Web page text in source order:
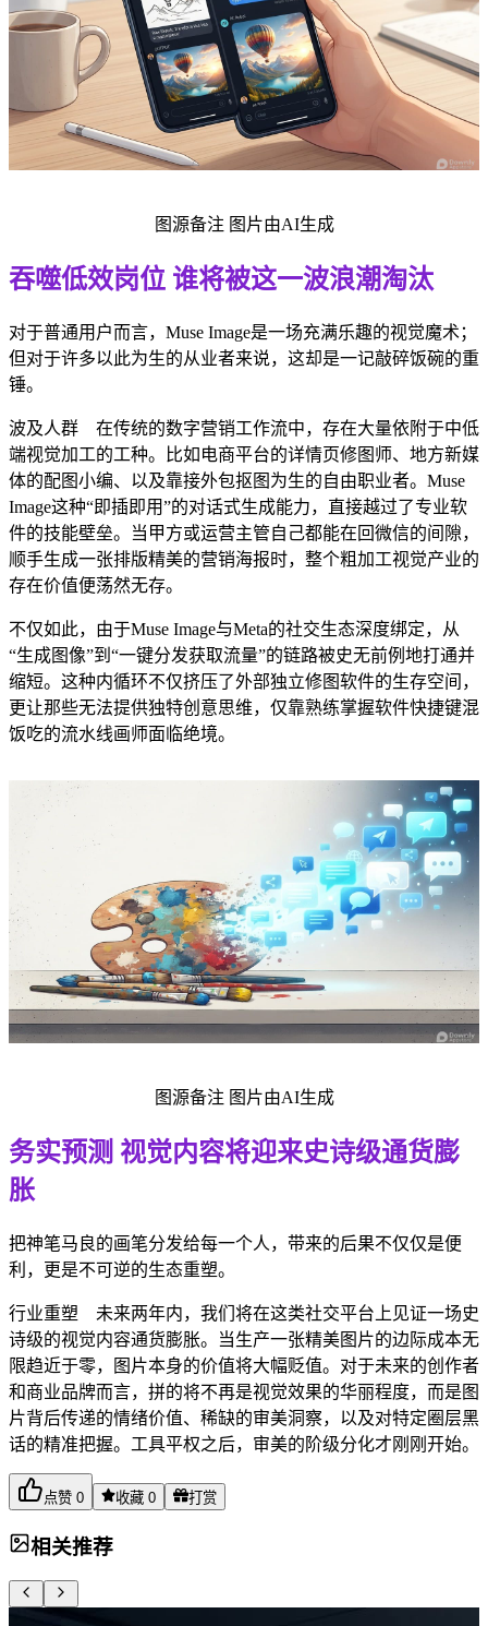
图源备注 图片由AI生成
吞噬低效岗位 谁将被这一波浪潮淘汰
对于普通用户而言，Muse Image是一场充满乐趣的视觉魔术；
但对于许多以此为生的从业者来说，这却是一记敲碎饭碗的重
锤。
波及人群 在传统的数字营销工作流中，存在大量依附于中低
端视觉加工的工种。比如电商平台的详情页修图师、地方新媒
体的配图小编、以及靠接外包抠图为生的自由职业者。Muse
Image这种“即插即用”的对话式生成能力，直接越过了专业软
件的技能壁垒。当甲方或运营主管自己都能在回微信的间隙，
顺手生成一张排版精美的营销海报时，整个粗加工视觉产业的
存在价值便荡然无存。
不仅如此，由于Muse Image与Meta的社交生态深度绑定，从
“生成图像”到“一键分发获取流量”的链路被史无前例地打通并
缩短。这种内循环不仅挤压了外部独立修图软件的生存空间，
更让那些无法提供独特创意思维，仅靠熟练掌握软件快捷键混
饭吃的流水线画师面临绝境。
图源备注 图片由AI生成
务实预测 视觉内容将迎来史诗级通货膨
胀
把神笔马良的画笔分发给每一个人，带来的后果不仅仅是便
利，更是不可逆的生态重塑。
行业重塑 未来两年内，我们将在这类社交平台上见证一场史
诗级的视觉内容通货膨胀。当生产一张精美图片的边际成本无
限趋近于零，图片本身的价值将大幅贬值。对于未来的创作者
和商业品牌而言，拼的将不再是视觉效果的华丽程度，而是图
片背后传递的情绪价值、稀缺的审美洞察，以及对特定圈层黑
话的精准把握。工具平权之后，审美的阶级分化才刚刚开始。
点赞 0 收藏 0 打赏
相关推荐